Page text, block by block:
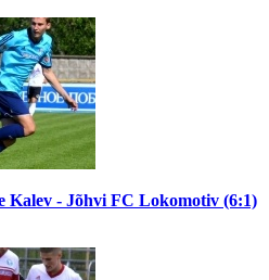
Kalev - Jõhvi FC Lokomotiv (6:1)